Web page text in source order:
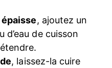
, ajoutez un
d’eau de cuisson
, laissez-la cuire